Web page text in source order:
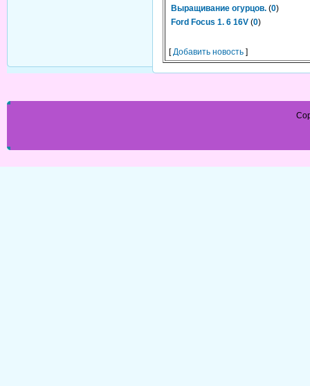
Выращивание огурцов. (0)
Ford Focus 1. 6 16V (0)
[Добавить новость ]